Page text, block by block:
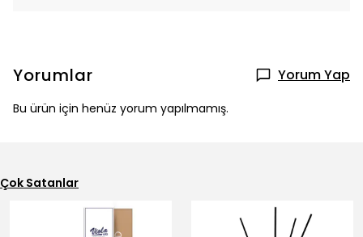
Yorumlar Yorum Yap
Bu ürün için henüz yorum yapılmamış.
Çok Satanlar